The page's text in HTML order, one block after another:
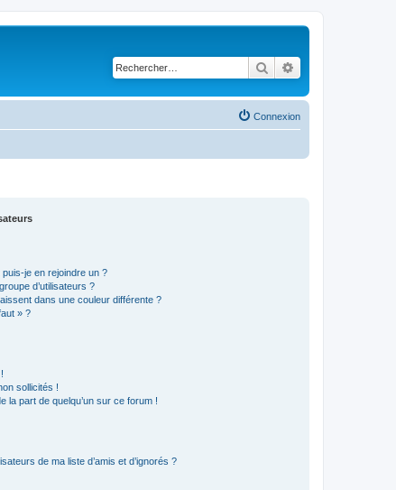
Rechercher
Connexion
je en rejoindre un ?
d’utilisateurs ?
dans une couleur différente ?
» ?
sollicités !
la part de quelqu’un sur ce forum !
de ma liste d’amis et d’ignorés ?